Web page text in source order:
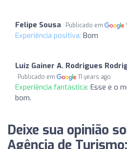
Felipe Sousa Publicado em
Experiência positiva: Bom
Luiz Gainer A. Rodrigues
Publicado em 11 years ago
Experiência fantástica: Esse e o
bom.
Deixe sua opinião
Agência de Turismo: